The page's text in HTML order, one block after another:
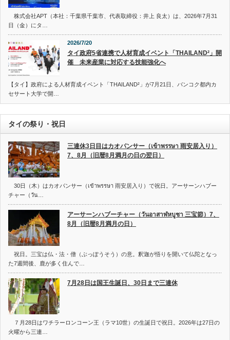
株式会社APT（本社：千葉県千葉市、代表取締役：井上 良太）は、2026年7月31
日（金）にタ…
2026/7/20
タイ政府5省連携で人材育成イベント「THAILAND²」開
催 未来産業に対応する技能強化へ
【タイ】政府による人材育成イベント「THAILAND²」が7月21日、バンコク都内カ
セサート大学で開…
タイの祭り・祝日
三連休3日目はカオパンサー（เข้าพรรษา 雨安居入り）
7、8月（旧暦8月満月の日の翌日）
30日（木）はカオパンサー（เข้าพรรษา 雨安居入り）で祝日。アーサーンハブー
チャー（วัน…
アーサーンハブーチャー（วันอาสาฬหบูชา 三宝節）7、
8月（旧暦8月満月の日）
祝日。三宝は仏・法・僧（ぶっぽうそう）の意。釈迦が悟りを開いて仏陀となっ
た7週間後、鹿が多く住んで…
7月28日は国王生誕日、30日まで三連休
７月28日はワチラーロンコーン王（ラマ10世）の生誕日で祝日。2026年は27日の
火曜から三連…